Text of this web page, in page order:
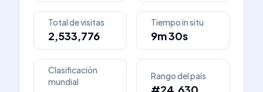
Total de visitas
2,533,776
Tiempo in situ
9m 30s
Clasificación
mundial
Rango del país